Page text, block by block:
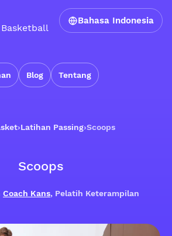
Blog Tentang
Bahasa Indonesia
›Latihan Passing›Scoops
Scoops
Coach Kans, Pelatih Keterampilan